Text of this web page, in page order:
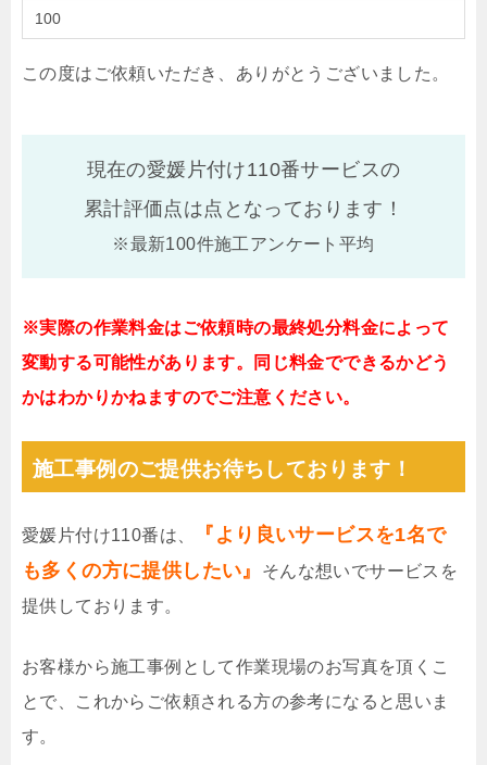
100
この度はご依頼いただき、ありがとうございました。
現在の愛媛片付け110番サービスの
累計評価点は点となっております！
※最新100件施工アンケート平均
※実際の作業料金はご依頼時の最終処分料金によって
変動する可能性があります。同じ料金でできるかどう
かはわかりかねますのでご注意ください。
施工事例のご提供お待ちしております！
愛媛片付け110番は、
『より良いサービスを1名で
も多くの方に提供したい』
そんな想いでサービスを
提供しております。
お客様から施工事例として作業現場のお写真を頂くこ
とで、これからご依頼される方の参考になると思いま
す。